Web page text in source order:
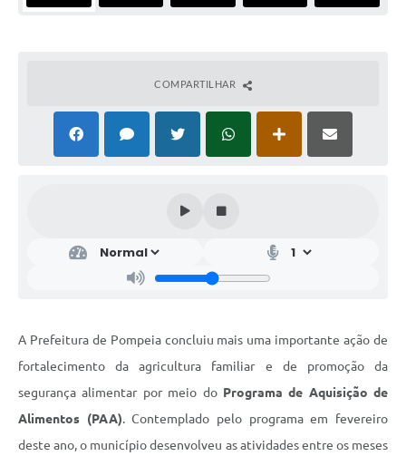
COMPARTILHAR
A Prefeitura de Pompeia concluiu mais uma importante ação de
fortalecimento da agricultura familiar e de promoção da
segurança alimentar por meio do Programa de Aquisição de
Alimentos (PAA). Contemplado pelo programa em fevereiro
deste ano, o município desenvolveu as atividades entre os meses